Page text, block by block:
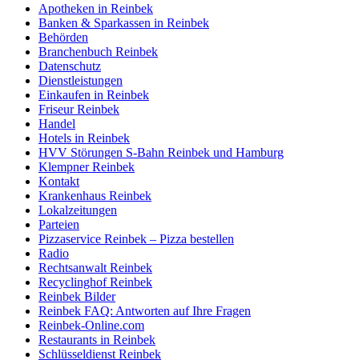
Apotheken in Reinbek
Banken & Sparkassen in Reinbek
Behörden
Branchenbuch Reinbek
Datenschutz
Dienstleistungen
Einkaufen in Reinbek
Friseur Reinbek
Handel
Hotels in Reinbek
HVV Störungen S-Bahn Reinbek und Hamburg
Klempner Reinbek
Kontakt
Krankenhaus Reinbek
Lokalzeitungen
Parteien
Pizzaservice Reinbek – Pizza bestellen
Radio
Rechtsanwalt Reinbek
Recyclinghof Reinbek
Reinbek Bilder
Reinbek FAQ: Antworten auf Ihre Fragen
Reinbek-Online.com
Restaurants in Reinbek
Schlüsseldienst Reinbek